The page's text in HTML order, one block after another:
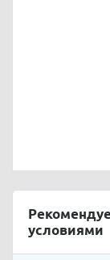
условиями